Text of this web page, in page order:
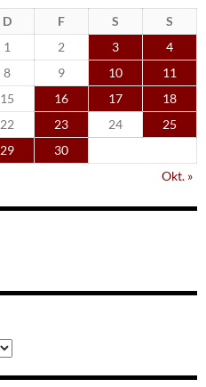
D F S
S
1
2 3
4
8 9 10
11
15 16 17
18
22 23 24
25
29
30
Okt. »